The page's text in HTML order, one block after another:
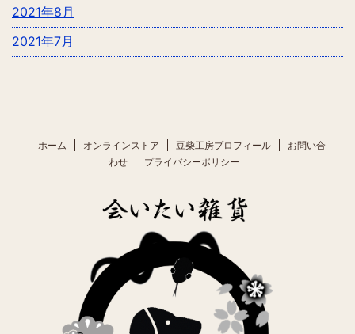
2021年8月
2021年7月
ホーム オンラインストア 豆柴工房プロフィール
お問い合
わせ
プライバシーポリシー